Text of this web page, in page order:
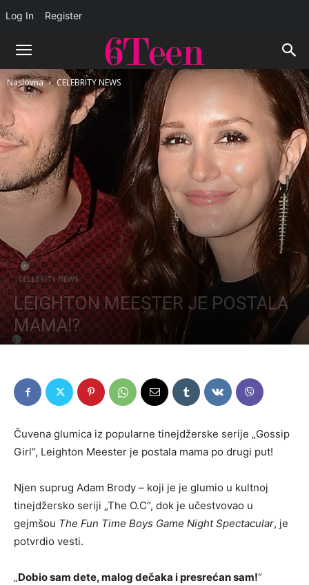
Naslovna CELEBRITY NEWS
CELEBRITY NEWS
LEIGHTON MEESTER JE POSTALA
MAMA!?
Čuvena glumica iz popularne tinejdžerske serije „Gossip
Girl“, Leighton Meester je postala mama po drugi put!
Njen suprug Adam Brody – koji je je glumio u kultnoj
tinejdžersko seriji „The O.C“, dok je učestvovao u
gejmšou The Fun Time Boys Game Night Spectacular, je
potvrdio vesti.
„Dobio sam dete, malog dečaka i presrećan sam!“
Log In Register